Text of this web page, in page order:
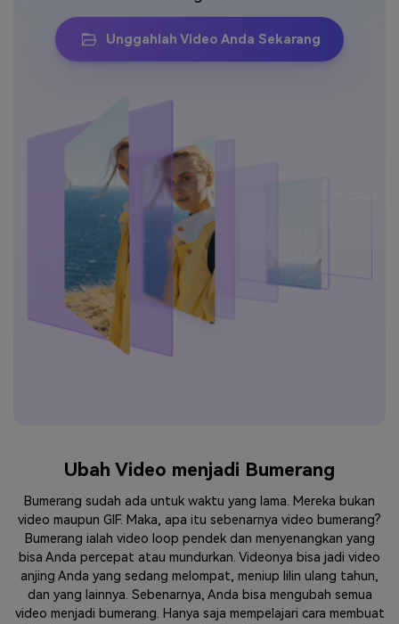
Postingan Terbaru
Jelajahi Lebih Banyak >>
Masuk
Unggahlah Video Anda Sekarang
Ubah Video menjadi Bumerang
Bumerang sudah ada untuk waktu yang lama. Mereka bukan
video maupun GIF. Maka, apa itu sebenarnya video bumerang?
Bumerang ialah video loop pendek dan menyenangkan yang
bisa Anda percepat atau mundurkan. Videonya bisa jadi video
anjing Anda yang sedang melompat, meniup lilin ulang tahun,
dan yang lainnya. Sebenarnya, Anda bisa mengubah semua
video menjadi bumerang. Hanya saja mempelajari cara membuat